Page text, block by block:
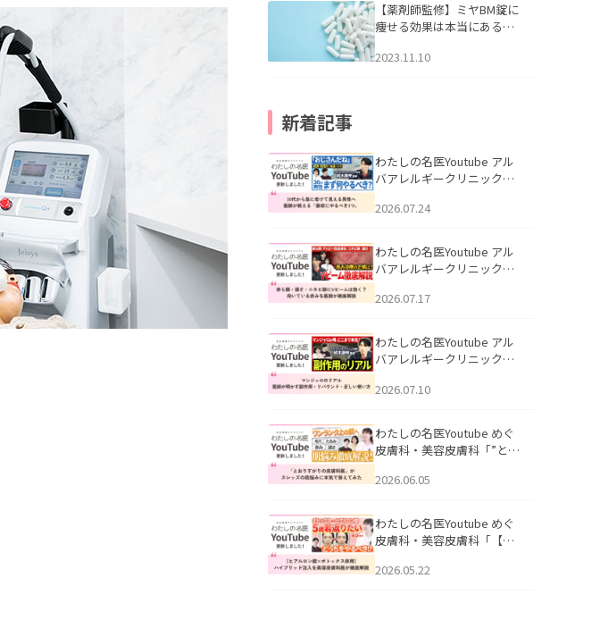
【薬剤師監修】ミヤBM錠に
痩せる効果は本当にある
2023.11.10
新着記事
わたしの名医Youtube アル
バアレルギークリニック札
える男性へ｜医師が教える
公開いたしました。
2026.07.24
わたしの名医Youtube アル
バアレルギークリニック札
跡にVビームは効く？向いて
説」を公開いたしました。
2026.07.17
わたしの名医Youtube アル
バアレルギークリニック札
医師が明かす副作用・リバ
公開いたしました。
2026.07.10
わたしの名医Youtube めぐ
皮膚科・美容皮膚科「”とお
ッズの肌悩みに本気で答え
た。
2026.06.05
わたしの名医Youtube めぐ
皮膚科・美容皮膚科「【ヒ
用】ハイブリッド注入を美
2026.05.22